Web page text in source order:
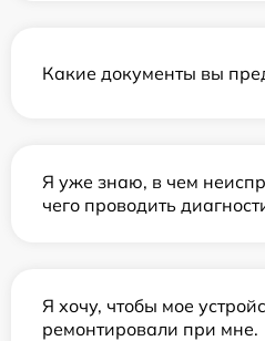
Какие документы вы
Я уже знаю, в чем
чего проводить
Я хочу, чтобы мое
ремонтировали при мне.